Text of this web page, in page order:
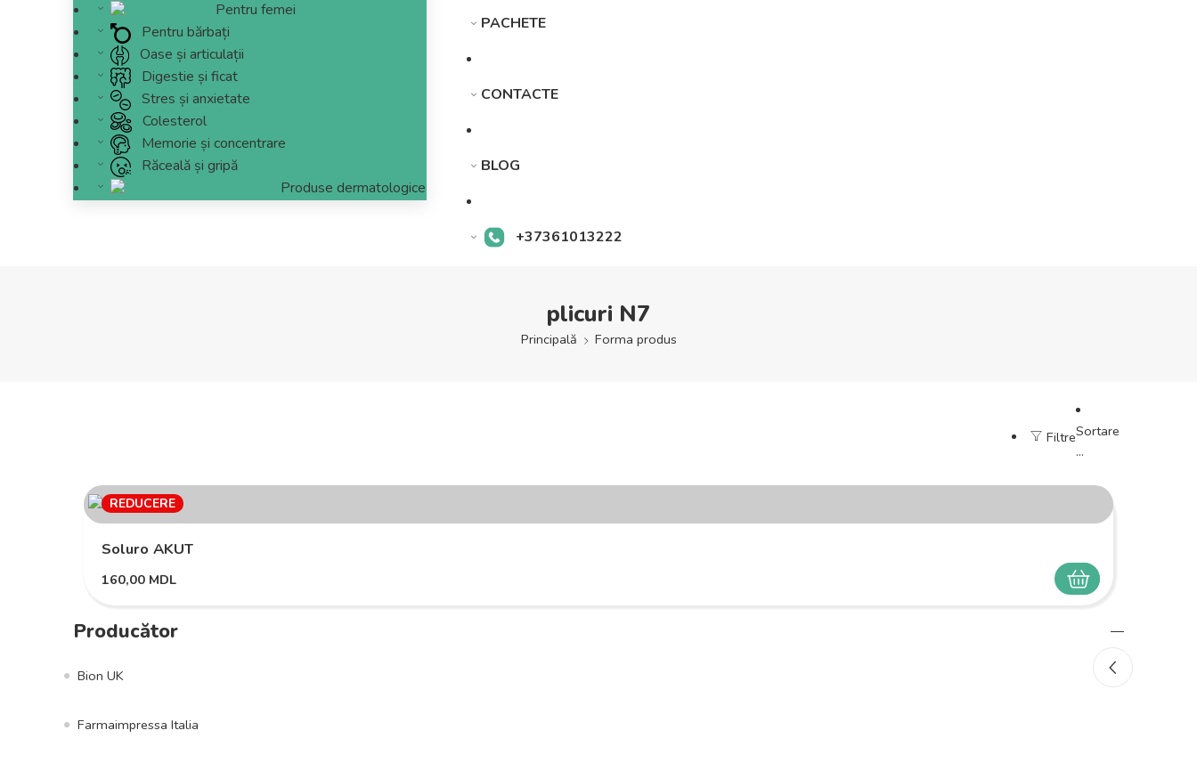
Pentru femei
Pentru bărbați
Oase și articulații
Digestie și ficat
Stres și anxietate
Colesterol
Memorie și concentrare
Răceală și gripă
Produse dermatologice
PACHETE
CONTACTE
BLOG
+37361013222
plicuri N7
Principală Forma produs
FiltreSortare
...
REDUCERE
SELECTEAZĂ
Soluro AKUT
160,00 MDL
Producător
Bion UK
Farmaimpressa Italia